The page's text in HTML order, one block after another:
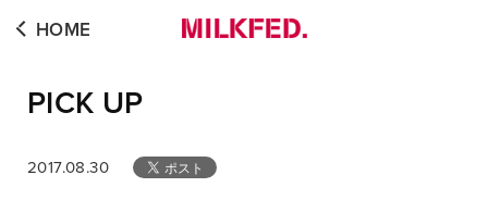
PICK UP
HOME
2017.08.30